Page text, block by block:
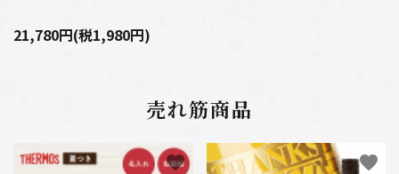
21,780円(税1,980円)
売れ筋商品
favorite favorite